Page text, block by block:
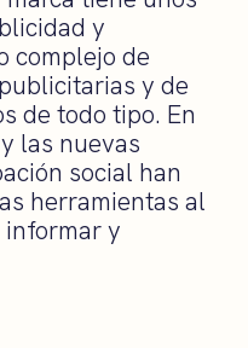
y
complejo de
y de
de todo tipo. En
las nuevas
social han
herramientas al
y